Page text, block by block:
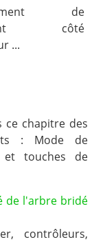
de
côté
...
ce chapitre des
: Mode de
et touches de
de l'arbre bridé
contrôleurs,